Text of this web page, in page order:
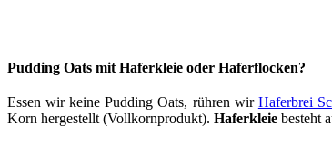
Pudding Oats mit Haferkleie oder Haferflocken?
Essen wir keine Pudding Oats, rühren wir Haferbrei
Korn hergestellt (Vollkornprodukt). Haferkleie besteht